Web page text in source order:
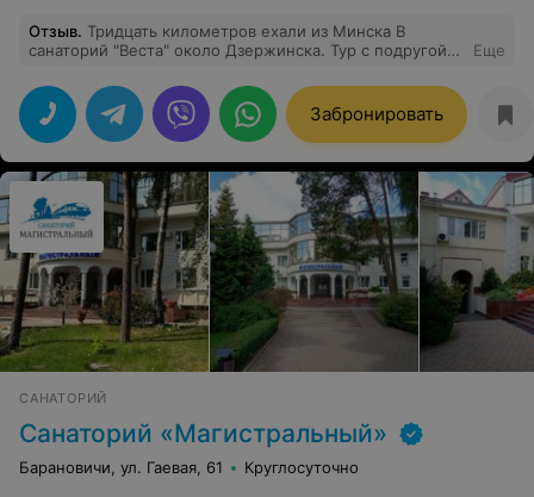
Отзыв. Тридцать километров ехали из Минска В
санаторий "Веста" около Дзержинска. Тур с подругой
"Семейная". Современный комплекс, есть где
погулять, Сосны и берёзы, хорошо дышать. Туи вдоль
дорожек, голубые ели, На скамейку сядешь или на
качели. Шведский стол. Питательно и разнообразно.
Вкусно так, что может даже быть опасно Для фигуры.
Правда, тренажёрный зал Призван, чтоб калории
лишние сжигал. Три бассейна, бани, аквааэробика.
Наслаждайтесь этим, пот стеревши с лобика.
Струйный душ, целебные чудо-ванны хвойные, Соли,
чай, арома..Были мы довольные. Процедуры приняли и
оздоровились. За два дня как будто бы заново
родились. Персонал прекрасный и администрация. Вот
такая наша мини-презентация. От души спасибо тем,
кто без конца Продолжают дело своего отца. Пусть
взлетает рейтинг красочного места С именем богини,
на латинском Vesta!!!!
Еще
Забронировать
САНАТОРИЙ
Санаторий «Магистральный»
Барановичи, ул. Гаевая, 61 Круглосуточно